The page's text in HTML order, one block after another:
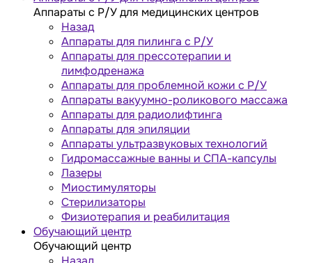
Аппараты с Р/У для медицинских центров
Назад
Аппараты для пилинга с Р/У
Аппараты для прессотерапии и
лимфодренажа
Аппараты для проблемной кожи с Р/У
Аппараты вакуумно-роликового массажа
Аппараты для радиолифтинга
Аппараты для эпиляции
Аппараты ультразвуковых технологий
Гидромассажные ванны и СПА-капсулы
Лазеры
Миостимуляторы
Стерилизаторы
Физиотерапия и реабилитация
Обучающий центр
Обучающий центр